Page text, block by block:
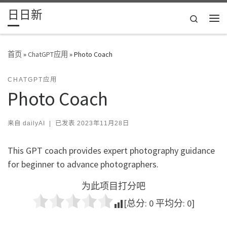
Skip to content
日日新
Search
首页»ChatGPT应用 »Photo Coach
CHATGPT应用
Photo Coach
来自 dailyAI | 已发表 2023年11月28日
This GPT coach provides expert photography guidance
for beginner to advance photographers.
为此项目打分吧
[总分: 0 平均分: 0]